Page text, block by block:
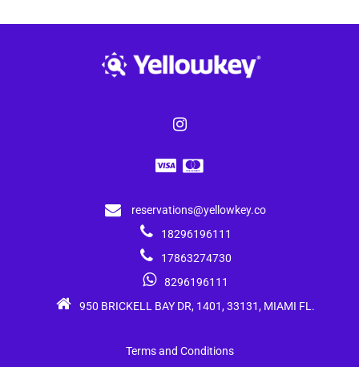
reservations@yellowkey.co
18296196111
17863274730
8296196111
950 BRICKELL BAY DR, 1401, 33131, MIAMI FL.
Terms and Conditions